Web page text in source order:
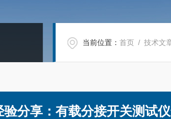
当前位置：首页 /技术文
验分享：有载分接开关测试